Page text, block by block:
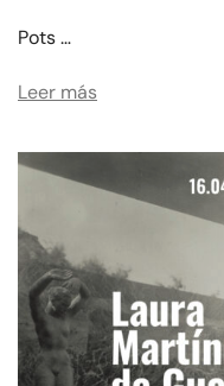
Pots …
Leer más